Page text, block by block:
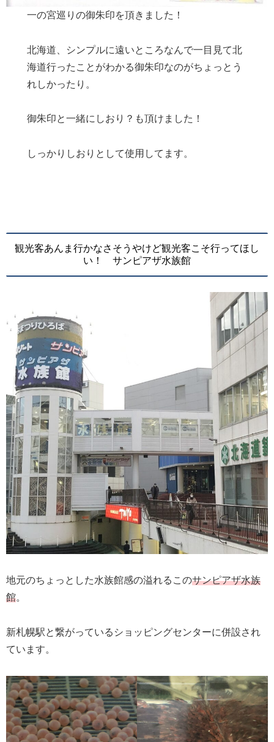
一の宮巡りの御朱印を頂きました！
北海道、シンプルに遠いところなんで一目見て北
海道行ったことがわかる御朱印なのがちょっとう
れしかったり。
御朱印と一緒にしおり？も頂けました！
しっかりしおりとして使用してます。
観光客あんま行かなさそうやけど観光客こそ行ってほし
い！ サンピアザ水族館
地元のちょっとした水族館感の溢れるこのサンピアザ水族
館。
新札幌駅と繋がっているショッピングセンターに併設され
ています。